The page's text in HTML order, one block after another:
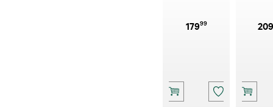
17999 209